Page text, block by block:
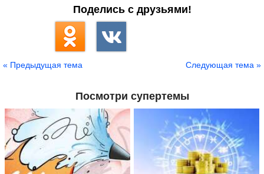
Поделись с друзьями!
« Предыдущая тема Следующая тема »
Посмотри супертемы